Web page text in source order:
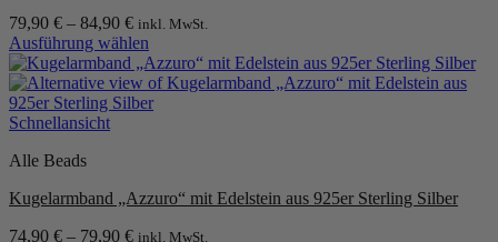
auf
der
Produktseite
gewählt
werden
79,90 € – 84,90 € inkl. MwSt.
Ausführung wählen
Dieses
Produkt
weist
mehrere
auf.
Optionen
Schnellansicht
Alle Beads
Kugelarmband „Azzuro“ mit Edelstein aus 925er Sterling Silber
74,90 € – 79,90 € inkl. MwSt.